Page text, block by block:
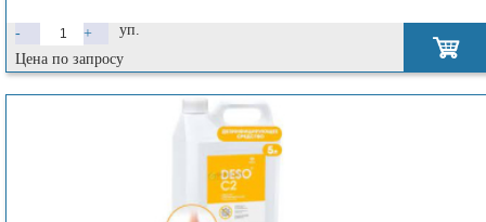
- +
уп.
Цена по запросу